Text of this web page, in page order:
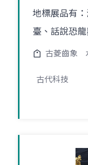
地標展品有
臺、話說恐
古菱齒象
古代科技